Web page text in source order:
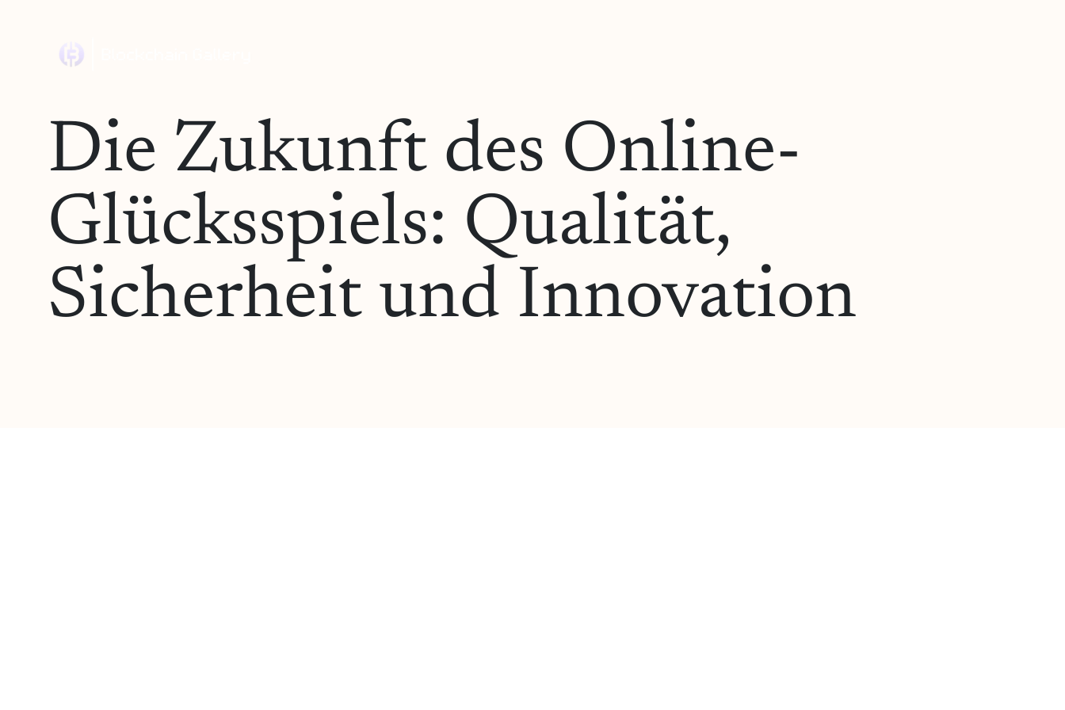
Die Zukunft des Online-
Glücksspiels: Qualität,
Sicherheit und Innovation